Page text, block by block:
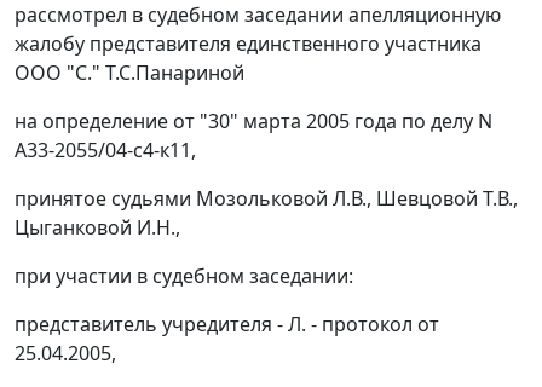
рассмотрел в судебном заседании апелляционную
жалобу представителя единственного участника
ООО "С." Т.С.Панариной
на определение от "30" марта 2005 года по делу N
А33-2055/04-с4-к11,
принятое судьями Мозольковой Л.В., Шевцовой Т.В.,
Цыганковой И.Н.,
при участии в судебном заседании:
представитель учредителя - Л. - протокол от
25.04.2005,